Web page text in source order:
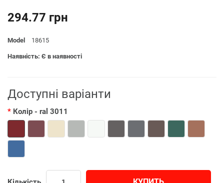
294.77 грн
Model 18615
Наявність: Є в наявності
Доступні варіанти
Колір - ral 3011